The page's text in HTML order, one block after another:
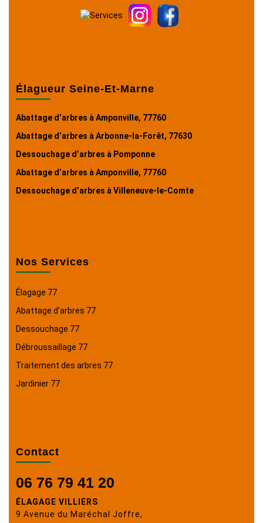
Élagueur Seine-Et-Marne
Abattage d’arbres à Amponville, 77760
Abattage d’arbres à Arbonne-la-Forêt, 77630
Dessouchage d’arbres à Pomponne
Abattage d’arbres à Amponville, 77760
Dessouchage d’arbres à Villeneuve-le-Comte
Nos Services
Élagage 77
Abattage d’arbres 77
Dessouchage 77
Débroussaillage 77
Traitement des arbres 77
Jardinier 77
Contact
06 76 79 41 20
ÉLAGAGE VILLIERS
9 Avenue du Maréchal Joffre,